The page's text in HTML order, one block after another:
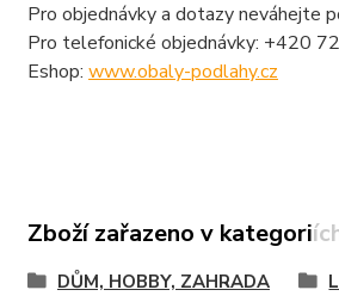
Pro objednávky a dotazy neváhejte
Pro telefonické objednávky: +420
Eshop: www.obaly-podlahy.cz
Zboží zařazeno v
DŮM, HOBBY, ZAHRADA